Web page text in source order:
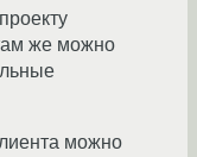
же можно
можно